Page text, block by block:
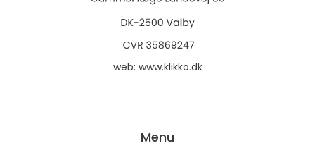
web: www.klikko.dk
Menu